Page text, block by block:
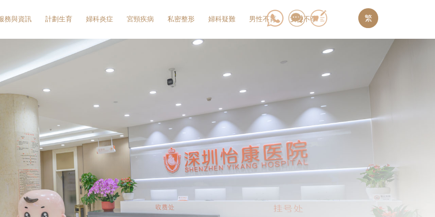
務與資訊 計劃生育 婦科炎症 宮頸疾病 私密整形 婦科疑難 男性不育 女性不孕 繁